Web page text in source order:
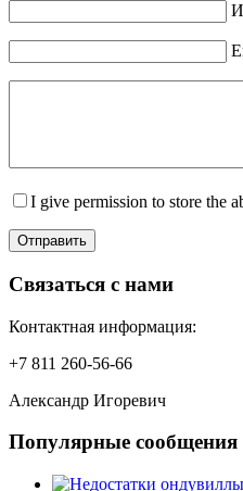
I give permission to store the
Отправить
Связаться с нами
Контактная информация:
+7 811 260-56-66
Александр Игоревич
Популярные сообщения